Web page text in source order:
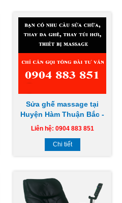
Sửa ghế massage tại
Huyện Hàm Thuận Bắc -
Bình Thuận tại nhà uy
tín giá rẻ chuyên nghiệp
Liên hệ: 0904 883 851
Chi tiết